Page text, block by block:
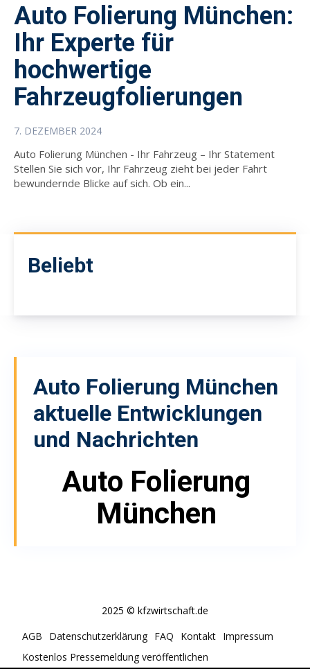
Auto Folierung München:
Ihr Experte für
hochwertige
Fahrzeugfolierungen
7. DEZEMBER 2024
Auto Folierung München - Ihr Fahrzeug – Ihr Statement
Stellen Sie sich vor, Ihr Fahrzeug zieht bei jeder Fahrt
bewundernde Blicke auf sich. Ob ein...
Beliebt
Auto Folierung München
aktuelle Entwicklungen
und Nachrichten
Auto Folierung
München
2025 © kfzwirtschaft.de
AGB
Datenschutzerklärung FAQ Kontakt Impressum
Kostenlos Pressemeldung veröffentlichen